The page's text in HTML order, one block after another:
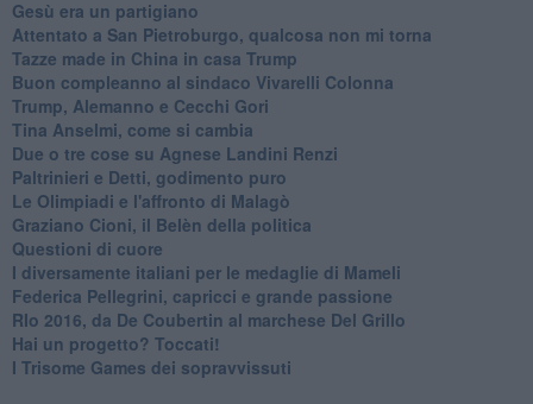
​Gesù era un partigiano
Attentato a San Pietroburgo, qualcosa non mi torna
Tazze made in China in casa Trump
Buon compleanno al sindaco Vivarelli Colonna
Trump, Alemanno e Cecchi Gori
Tina Anselmi, come si cambia
Due o tre cose su Agnese Landini Renzi
Paltrinieri e Detti, godimento puro
Le Olimpiadi e l'affronto di Malagò
Graziano Cioni, il Belèn della politica
Questioni di cuore
I diversamente italiani per le medaglie di Mameli
Federica Pellegrini, capricci e grande passione
RIo 2016, da De Coubertin al marchese Del Grillo
​Hai un progetto? Toccati!
​I Trisome Games dei sopravvissuti